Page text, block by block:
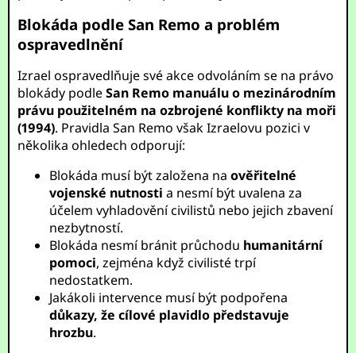
Blokáda podle San Remo a problém
ospravedlnění
Izrael ospravedlňuje své akce odvoláním se na právo
blokády podleSan Remo manuálu o mezinárodním
právu použitelném na ozbrojené konflikty na moři
(1994). Pravidla San Remo však Izraelovu pozici v
několika ohledech odporují:
Blokáda musí být založena naověřitelné
vojenské nutnosti a nesmí být uvalena za
účelem vyhladovění civilistů nebo jejich zbavení
nezbytností.
Blokáda nesmí bránit průchodu humanitární
pomoci, zejména když civilisté trpí
nedostatkem.
Jakákoli intervence musí být podpořena
důkazy, že cílové plavidlo představuje
hrozbu.